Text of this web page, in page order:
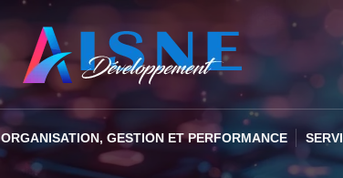
ORGANISATION, GESTION ET PERFORMANCE